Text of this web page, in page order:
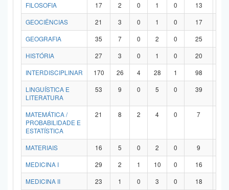
FILOSOFIA
17 2 0 1 0 13
GEOCIÊNCIAS
21 3 0 1 0 17
GEOGRAFIA
35 7 0 2 0 25
HISTÓRIA
27 3 0 1 0 20
INTERDISCIPLINAR
170 26 4 28 1 98
LINGUÍSTICA E
LITERATURA
53 9 0 5 0 39
MATEMÁTICA /
PROBABILIDADE E
ESTATÍSTICA
21 8 2 4 0 7
MATERIAIS 16 5 0 2 0 9
MEDICINA I
29 2 1 10 0 16
MEDICINA II
23 1 0 3 0 18